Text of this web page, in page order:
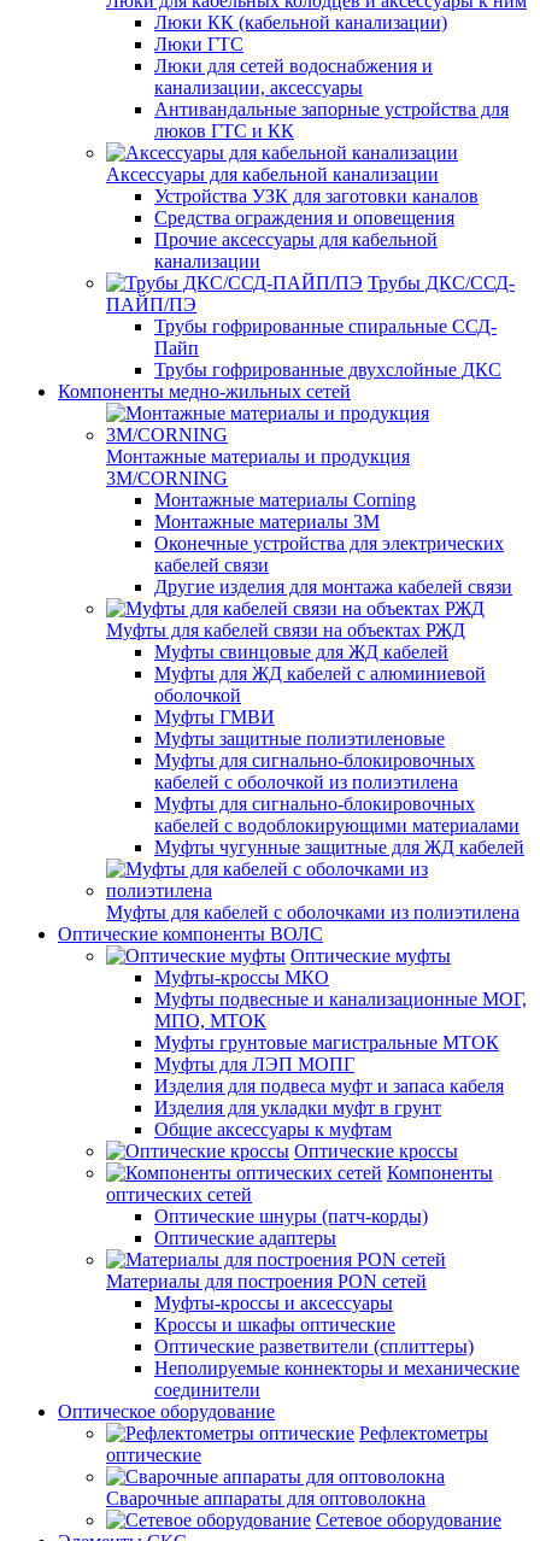
Люки КК (кабельной канализации)
Люки ГТС
Люки для сетей водоснабжения и
канализации, аксессуары
Антивандальные запорные устройства для
люков ГТС и КК
Аксессуары для кабельной канализации
Устройства УЗК для заготовки каналов
Средства ограждения и оповещения
Прочие аксессуары для кабельной
канализации
Трубы ДКС/ССД-
ПАЙП/ПЭ
Трубы гофрированные спиральные ССД-
Пайп
Трубы гофрированные двухслойные ДКС
Компоненты медно-жильных сетей
Монтажные материалы и продукция
3M/CORNING
Монтажные материалы Corning
Монтажные материалы 3M
Оконечные устройства для электрических
кабелей связи
Другие изделия для монтажа кабелей связи
Муфты для кабелей связи на объектах РЖД
Муфты свинцовые для ЖД кабелей
Муфты для ЖД кабелей с алюминиевой
оболочкой
Муфты ГМВИ
Муфты защитные полиэтиленовые
Муфты для сигнально-блокировочных
кабелей с оболочкой из полиэтилена
Муфты для сигнально-блокировочных
кабелей с водоблокирующими материалами
Муфты чугунные защитные для ЖД кабелей
Муфты для кабелей с оболочками из полиэтилена
Оптические компоненты ВОЛС
Оптические муфты
Муфты-кроссы МКО
Муфты подвесные и канализационные МОГ,
МПО, МТОК
Муфты грунтовые магистральные МТОК
Муфты для ЛЭП МОПГ
Изделия для подвеса муфт и запаса кабеля
Изделия для укладки муфт в грунт
Общие аксессуары к муфтам
Оптические кроссы
Компоненты
оптических сетей
Оптические шнуры (патч-корды)
Оптические адаптеры
Материалы для построения PON сетей
Муфты-кроссы и аксессуары
Кроссы и шкафы оптические
Оптические разветвители (сплиттеры)
Неполируемые коннекторы и механические
соединители
Оптическое оборудование
Рефлектометры
оптические
Сварочные аппараты для оптоволокна
Сетевое оборудование